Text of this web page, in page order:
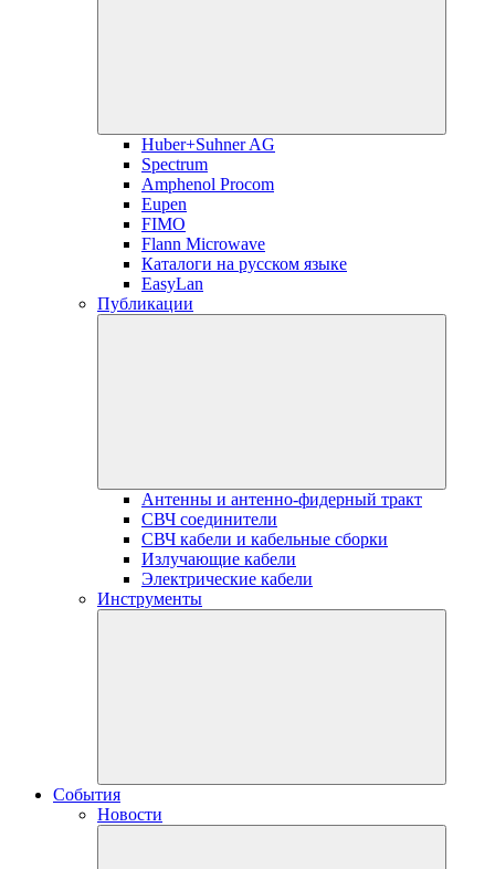
Huber+Suhner AG
Spectrum
Amphenol Procom
Eupen
FIMO
Flann Microwave
Каталоги на русском языке
EasyLan
Публикации
Антенны и антенно-фидерный тракт
СВЧ соединители
СВЧ кабели и кабельные сборки
Излучающие кабели
Электрические кабели
Инструменты
События
Новости